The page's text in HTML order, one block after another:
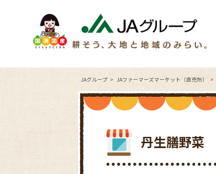
JAグループ JAファーマーズマーケット（直売所）
丹生膳野菜